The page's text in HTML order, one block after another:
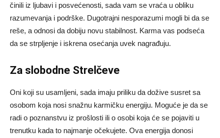
činili iz ljubavi i posvećenosti, sada vam se vraća u obliku
razumevanja i podrške. Dugotrajni nesporazumi mogli bi da se
reše, a odnosi da dobiju novu stabilnost. Karma vas podseća
da se strpljenje i iskrena osećanja uvek nagrađuju.
Za slobodne Strelčeve
Oni koji su usamljeni, sada imaju priliku da dožive susret sa
osobom koja nosi snažnu karmičku energiju. Moguće je da se
radi o poznanstvu iz prošlosti ili o osobi koja će se pojaviti u
trenutku kada to najmanje očekujete. Ova energija donosi